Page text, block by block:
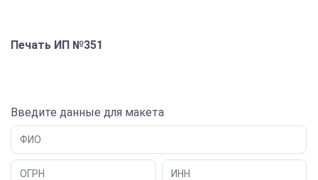
Печать ИП №351
Введите данные для макета